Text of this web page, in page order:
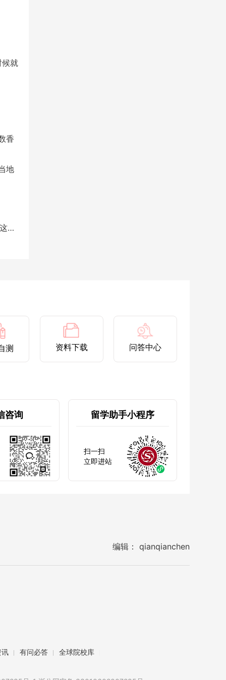
候就
香
地
香港教育大学公共政策及管理硕士大揭秘!这个专业到底学...
测 资料下载 问答中心
咨询 留学助手小程序
扫一扫
立即进站
编辑： qianqianchen
讯 有问必答
全球院校库